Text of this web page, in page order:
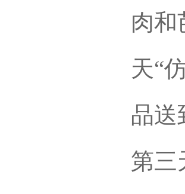
肉和
天“
品送
第三